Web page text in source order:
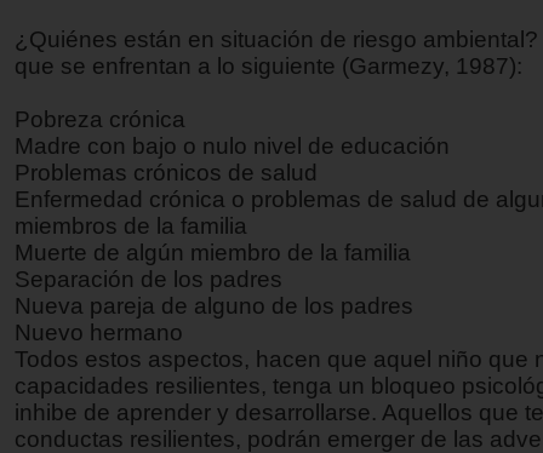
¿Quiénes están en situación de riesgo
que se enfrentan a lo siguiente (Garmezy, 1987):
Pobreza crónica
Madre con bajo o nulo nivel de educación
Problemas crónicos de salud
Enfermedad crónica o problemas de salud de
miembros de la familia
Muerte de algún miembro de la familia
Separación de los padres
Nueva pareja de alguno de los padres
Nuevo hermano
Todos estos aspectos, hacen que aquel niño que
capacidades resilientes, tenga un bloqueo
inhibe de aprender y desarrollarse. Aquellos que
conductas resilientes, podrán emerger de las